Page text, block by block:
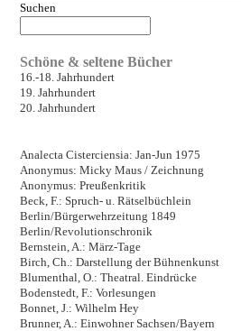
Suchen
Schöne & seltene Bücher
16.-18. Jahrhundert
19. Jahrhundert
20. Jahrhundert
Analecta Cisterciensia: Jan-Jun 1975
Anonymus: Micky Maus / Zeichnung
Anonymus: Preußenkritik
Beck, F.: Spruch- u. Rätselbüchlein
Berlin/Bürgerwehrzeitung 1849
Berlin/Revolutionschronik
Bernstein, A.: März-Tage
Birch, Ch.: Darstellung der Bühnenkunst
Blumenthal, O.: Theatral. Eindrücke
Bodenstedt, F.: Vorlesungen
Bonnet, J.: Wilhelm Hey
Brunner, A.: Einwohner Sachsen/Bayern